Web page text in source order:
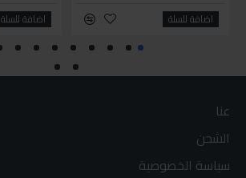
اضافة للسلة اضافة للسلة
عنا
الشحن
سياسة الخصوصية